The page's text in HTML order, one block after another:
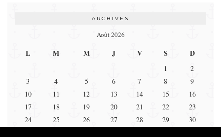
ARCHIVES
Août 2026
L M M J V S D
1
2
3
4 5 6 7 8
9
10
11 12 13 14 15
16
17
18 19 20 21 22
23
24
25 26 27 28 29
30